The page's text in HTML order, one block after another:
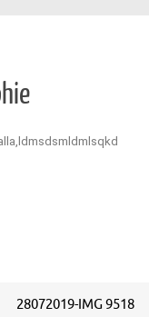
28072019-IMG 9518